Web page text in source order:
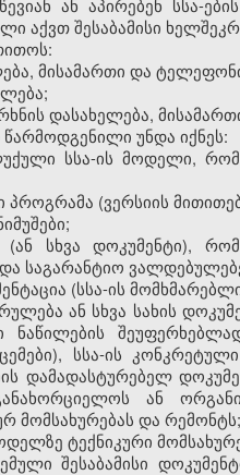
ან აპირებენ სსა-
აქვთ შესაბამისი
მისამართი და
დასახელება,
უნდა იქნეს:
სსა-ის მოდელი,
პროგრამა (ვერსიის
(ან სხვა დოკუმენტი),
და საგარანტიო
(სსა-ის
ან სხვა სახის
ნაწილების
სსა-ის
დამადასტურებელ
ან
მომსახურებას და რემონტს;
ტექნიკური
შესაბამისი